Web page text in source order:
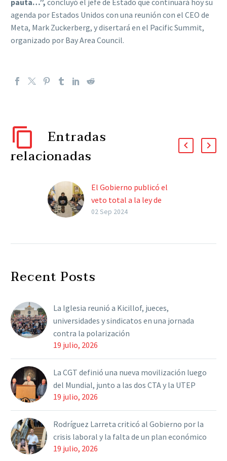
agenda por Estados Unidos con una reunión con el CEO de
Meta, Mark Zuckerberg, y disertará en el Pacific Summit,
organizado por Bay Area Council.
Entradas
relacionadas
El Gobierno publicó el
veto total a la ley de
movilidad jubilatoria
Oficial El…
02 Sep 2024
Recent Posts
La Iglesia reunió a Kicillof, jueces,
universidades y sindicatos en una jornada
contra la polarización
19 julio, 2026
La CGT definió una nueva movilización luego
del Mundial, junto a las dos CTA y la UTEP
19 julio, 2026
Rodríguez Larreta criticó al Gobierno por la
crisis laboral y la falta de un plan económico
19 julio, 2026